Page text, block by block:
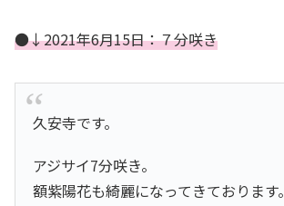
●↓2021年6月15日：７分咲き
久安寺です。
アジサイ7分咲き。
額紫陽花も綺麗になってきております。